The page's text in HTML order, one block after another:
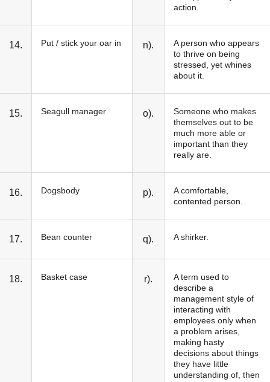
action.
14. Put / stick your oar in n).
A person who appears
to thrive on being
stressed, yet whines
about it.
15. Seagull manager o).
Someone who makes
themselves out to be
much more able or
important than they
really are.
16. Dogsbody p).
A comfortable,
contented person.
17. Bean counter q). A shirker.
18. Basket case r).
A term used to
describe a
management style of
interacting with
employees only when
a problem arises,
making hasty
decisions about things
they have little
understanding of, then